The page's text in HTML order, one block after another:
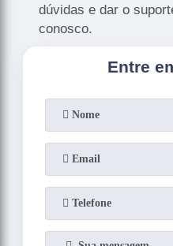
dúvidas e dar o
conosco.
Entre